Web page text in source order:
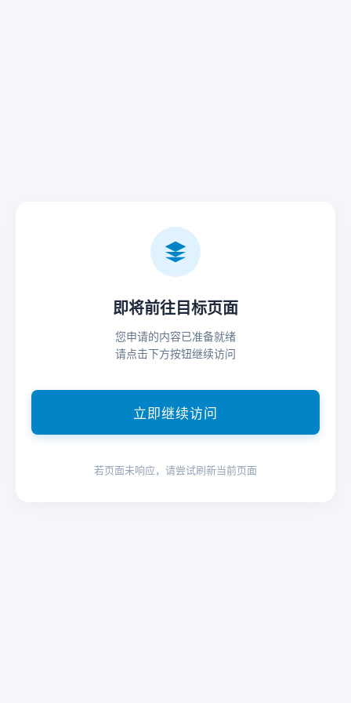
即将前往目标页面
您申请的内容已准备就绪
请点击下方按钮继续访问
立即继续访问
若页面未响应，请尝试刷新当前页面